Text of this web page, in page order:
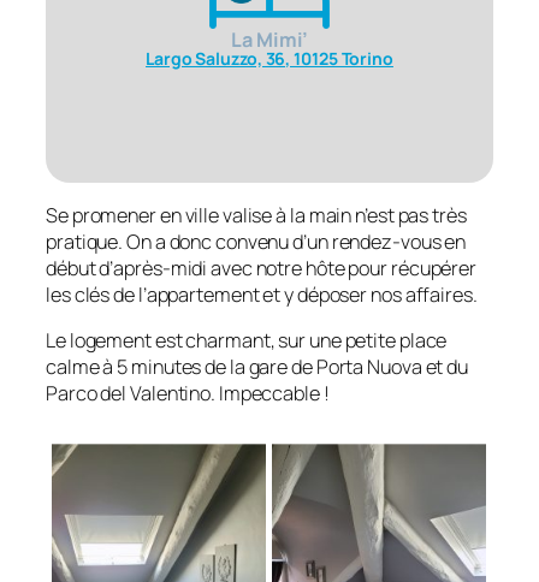
La Mimi’
Largo Saluzzo, 36, 10125 Torino
Se promener en ville valise à la main n’est pas très
pratique. On a donc convenu d’un rendez-vous en
début d’après-midi avec notre hôte pour récupérer
les clés de l’appartement et y déposer nos affaires.
Le logement est charmant, sur une petite place
calme à 5 minutes de la gare de Porta Nuova et du
Parco del Valentino. Impeccable !